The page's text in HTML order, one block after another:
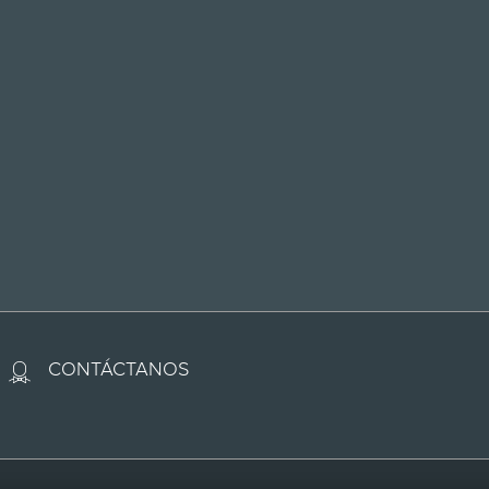
de motor/
eléctricos e híbridos
3GB, lo que ocurra primero.
del vehículo menos
CONTÁCTANOS